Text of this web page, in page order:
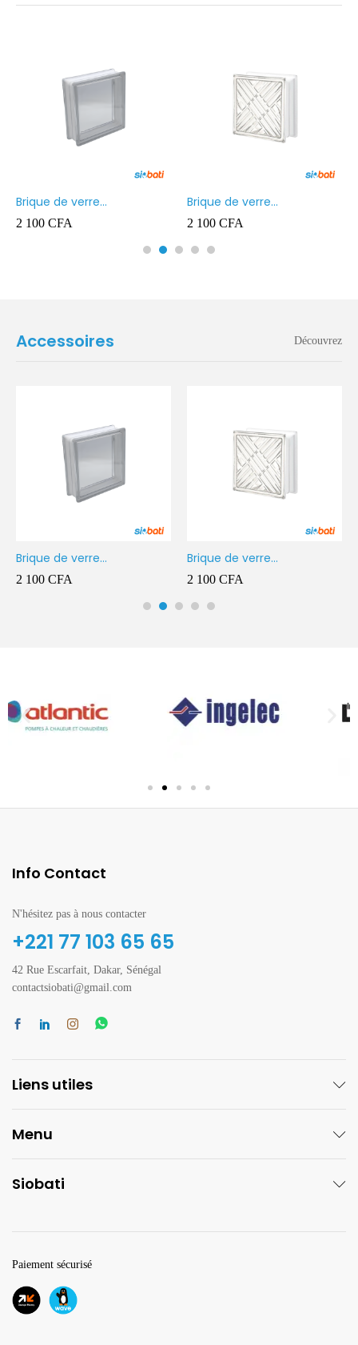
Brique de verre
190X190X80MM Transparent
2 100 CFA
Brique de verre
190X190X80MM CROSS
2 100 CFA
Accessoires Découvrez
Brique de verre
190X190X80MM Transparent
2 100 CFA
Brique de verre
190X190X80MM CROSS
2 100 CFA
Info Contact
N'hésitez pas à nous contacter
+221 77 103 65 65
42 Rue Escarfait, Dakar, Sénégal
contactsiobati@gmail.com
Liens utiles
Menu
Siobati
Paiement sécurisé